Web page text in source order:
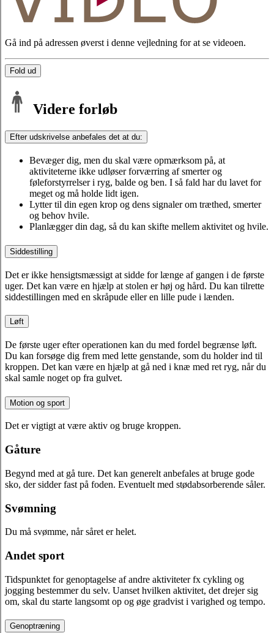
Gå ind på adressen øverst i denne vejledning for at se videoen.
Fold ud
Videre forløb
Efter udskrivelse anbefales det at du:
Bevæger dig, men du skal være opmærksom på, at
aktiviteterne ikke udløser forværring af smerter og
føleforstyrrelser i ryg, balde og ben. I så fald har du lavet for
meget og må holde lidt igen.
Lytter til din egen krop og dens signaler om træthed, smerter
og behov hvile.
Planlægger din dag, så du kan skifte mellem aktivitet og hvile.
Siddestilling
Det er ikke hensigtsmæssigt at sidde for længe af gangen i de første
uger. Det kan være en hjælp at stolen er høj og hård. Du kan tilrette
siddestillingen med en skråpude eller en lille pude i lænden.
Løft
De første uger efter operationen kan du med fordel begrænse løft.
Du kan forsøge dig frem med lette genstande, som du holder ind til
kroppen. Det kan være en hjælp at gå ned i knæ med ret ryg, når du
skal samle noget op fra gulvet.
Motion og sport
Det er vigtigt at være aktiv og bruge kroppen.
Gåture
Begynd med at gå ture. Det kan generelt anbefales at bruge gode
sko, der sidder fast på foden. Eventuelt med stødabsorberende såler.
Svømning
Du må svømme, når såret er helet.
Andet sport
Tidspunktet for genoptagelse af andre aktiviteter fx cykling og
jogging bestemmer du selv. Uanset hvilken aktivitet, det drejer sig
om, skal du starte langsomt op og øge gradvist i varighed og tempo.
Genoptræning